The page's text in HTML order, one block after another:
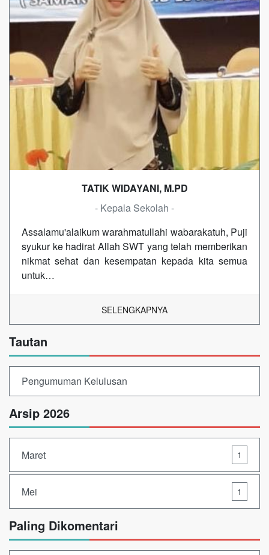
TATIK WIDAYANI, M.PD
- Kepala Sekolah -
Assalamu'alaikum warahmatullahi wabarakatuh, Puji
syukur ke hadirat Allah SWT yang telah memberikan
nikmat sehat dan kesempatan kepada kita semua
untuk…
SELENGKAPNYA
Tautan
Pengumuman Kelulusan
Arsip 2026
Maret 1
Mei 1
Paling Dikomentari